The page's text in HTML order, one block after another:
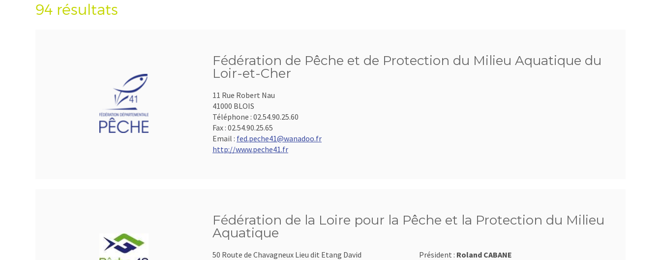
94 résultats
Fédération de Pêche et de Protection du Milieu Aquatique du
Loir-et-Cher
11 Rue Robert Nau
41000 BLOIS
Téléphone : 02.54.90.25.60
Fax : 02.54.90.25.65
Email : fed.peche41@wanadoo.fr
http://www.peche41.fr
Fédération de la Loire pour la Pêche et la Protection du Milieu
Aquatique
50 Route de Chavagneux Lieu dit Etang David
Président : Roland CABANE